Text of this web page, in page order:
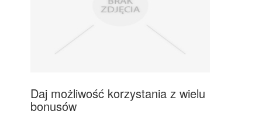
Daj możliwość korzystania z wielu
bonusów